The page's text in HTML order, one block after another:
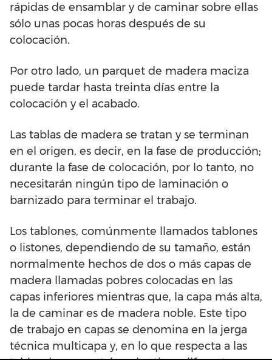
rápidas de ensamblar y de caminar sobre ellas
sólo unas pocas horas después de su
colocación.
Por otro lado, un parquet de madera maciza
puede tardar hasta treinta días entre la
colocación y el acabado.
Las tablas de madera se tratan y se terminan
en el origen, es decir, en la fase de producción;
durante la fase de colocación, por lo tanto, no
necesitarán ningún tipo de laminación o
barnizado para terminar el trabajo.
Los tablones, comúnmente llamados tablones
o listones, dependiendo de su tamaño, están
normalmente hechos de dos o más capas de
madera llamadas pobres colocadas en las
capas inferiores mientras que, la capa más alta,
la de caminar es de madera noble. Este tipo
de trabajo en capas se denomina en la jerga
técnica multicapa y, en lo que respecta a las